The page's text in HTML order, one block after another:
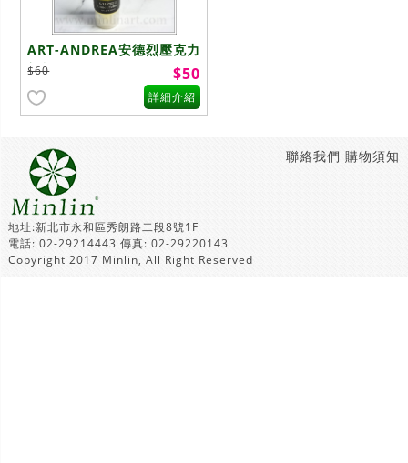
ART-ANDREA安德烈壓克力
顏料(75ml)~一般色
$60 $50
詳細介紹
購物須知
聯絡我們
地址:新北市永和區秀朗路二段8號1F
電話: 02-29214443 傳真: 02-29220143
Copyright 2017 Minlin, All Right Reserved